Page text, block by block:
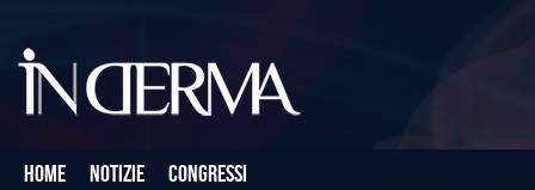
Home Notizie
Congressi